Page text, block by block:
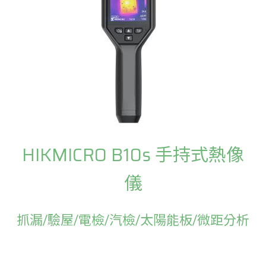
HIKMICRO B10s 手持式熱像
儀
抓漏/驗屋/電檢/汽檢/太陽能板/微距分析